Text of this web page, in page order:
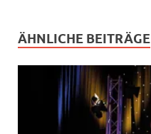
ÄHNLICHE BEITRÄGE